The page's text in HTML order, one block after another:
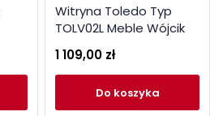
Witryna Toledo Typ
TOLV02L Meble Wójcik
1 109,00 zł
do koszyka